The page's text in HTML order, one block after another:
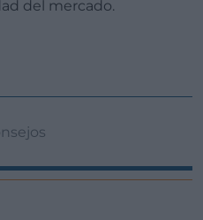
del mercado.